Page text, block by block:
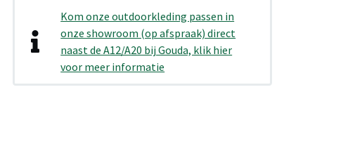
Kom onze outdoorkleding passen in
onze showroom (op afspraak) direct
naast de A12/A20 bij Gouda, klik hier
voor meer informatie